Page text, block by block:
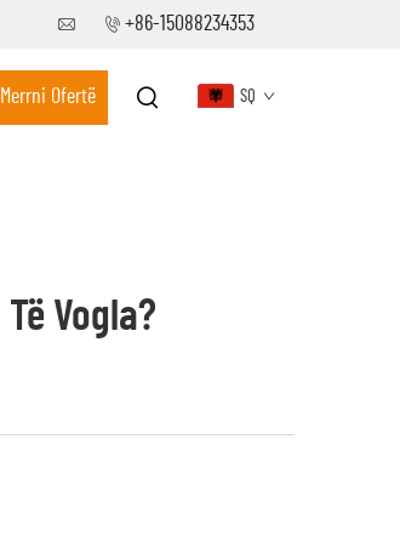
+86-15088234353
Merrni Ofertë SQ
Vogla?